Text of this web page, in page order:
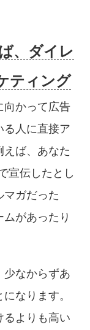
、ダイレ
ティング
向かって広告
る人に直接ア
えば、あなた
宣伝したとし
マガだった
があったり
少なからずあ
なります。
るよりも高い